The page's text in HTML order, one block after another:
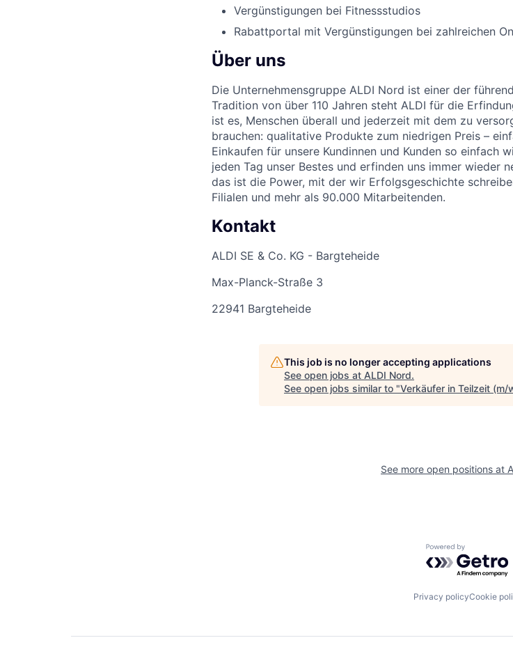
Vergünstigungen bei Fitnessstudios
Rabattportal mit Vergünstigungen bei zahlreichen
Über uns
Die Unternehmensgruppe ALDI Nord ist einer der
Tradition von über 110 Jahren steht ALDI für die
ist es, Menschen überall und jederzeit mit dem zu
brauchen: qualitative Produkte zum niedrigen Preis –
Einkaufen für unsere Kundinnen und Kunden so einfach
jeden Tag unser Bestes und erfinden uns immer wieder
das ist die Power, mit der wir Erfolgsgeschichte
Filialen und mehr als 90.000 Mitarbeitenden.
Kontakt
ALDI SE & Co. KG - Bargteheide
Max-Planck-Straße 3
22941 Bargteheide
This job is no longer accepting applications
See open jobs at ALDI Nord.
See open jobs similar to "Verkäufer in Teilzeit (m/
See more open positions at
Powered by
Privacy policyCookie